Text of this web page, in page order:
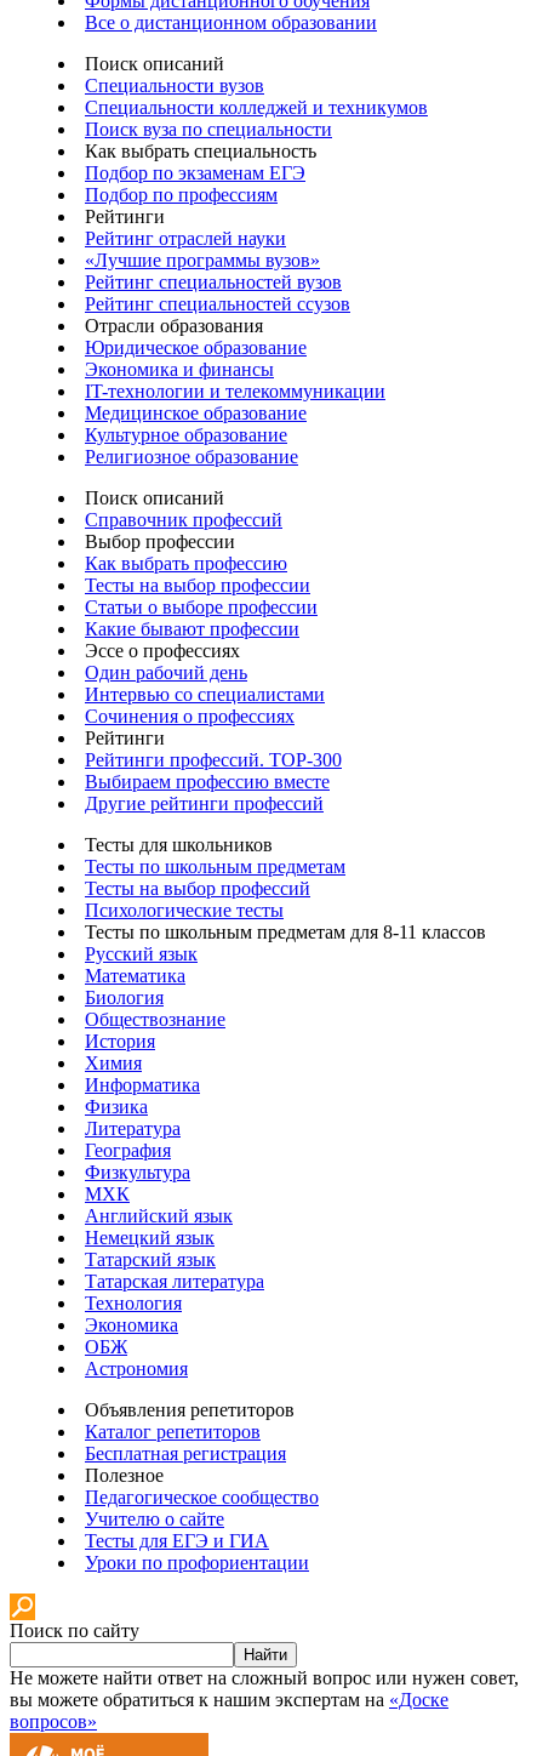
Все о дистанционном образовании
Поиск описаний
Специальности вузов
Специальности колледжей и техникумов
Поиск вуза по специальности
Как выбрать специальность
Подбор по экзаменам ЕГЭ
Подбор по профессиям
Рейтинги
Рейтинг отраслей науки
«Лучшие программы вузов»
Рейтинг специальностей вузов
Рейтинг специальностей ссузов
Отрасли образования
Юридическое образование
Экономика и финансы
IT-технологии и телекоммуникации
Медицинское образование
Культурное образование
Религиозное образование
Поиск описаний
Справочник профессий
Выбор профессии
Как выбрать профессию
Тесты на выбор профессии
Статьи о выборе профессии
Какие бывают профессии
Эссе о профессиях
Один рабочий день
Интервью со специалистами
Сочинения о профессиях
Рейтинги
Рейтинги профессий. TOP-300
Выбираем профессию вместе
Другие рейтинги профессий
Тесты для школьников
Тесты по школьным предметам
Тесты на выбор профессий
Психологические тесты
Тесты по школьным предметам для 8-11 классов
Русский язык
Математика
Биология
Обществознание
История
Химия
Информатика
Физика
Литература
География
Физкультура
МХК
Английский язык
Немецкий язык
Татарский язык
Татарская литература
Технология
Экономика
ОБЖ
Астрономия
Объявления репетиторов
Каталог репетиторов
Бесплатная регистрация
Полезное
Педагогическое сообщество
Учителю о сайте
Тесты для ЕГЭ и ГИА
Уроки по профориентации
Поиск по сайту
Найти
Не можете найти ответ на сложный вопрос или нужен совет,
вы можете обратиться к нашим экспертам на «Доске
вопросов»